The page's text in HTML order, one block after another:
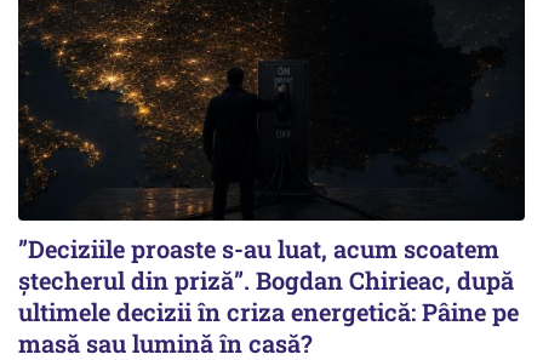
”Deciziile proaste s-au luat, acum scoatem
ștecherul din priză”. Bogdan Chirieac, după
ultimele decizii în criza energetică: Pâine pe
masă sau lumină în casă?